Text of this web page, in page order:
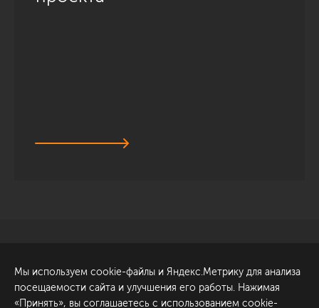
Обсудить проект
ул. Академика Павлова, 6
к1
Мы используем cookie-файлы и Яндекс.Метрику для анализа
посещаемости сайта и улучшения его работы. Нажимая
«Принять», вы соглашаетесь с использованием cookie-